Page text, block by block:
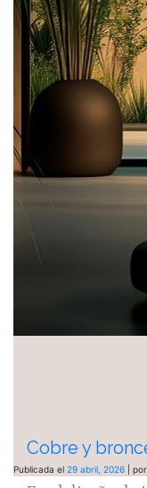
Cobre y
Publicada el 29 abril, 2026 por